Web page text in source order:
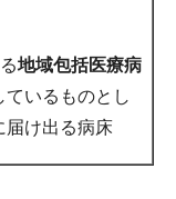
地域包括医療病
いるものとし
届け出る病床